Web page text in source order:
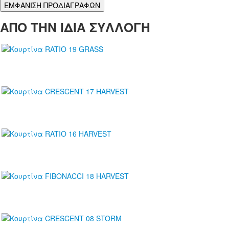
ΕΜΦΑΝΙΣΗ ΠΡΟΔΙΑΓΡΑΦΩΝ
ΑΠΟ ΤΗΝ ΙΔΙΑ ΣΥΛΛΟΓΗ